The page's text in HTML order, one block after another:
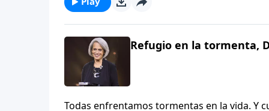
Refugio en la tormenta,
Todas enfrentamos tormentas en la vida. Y